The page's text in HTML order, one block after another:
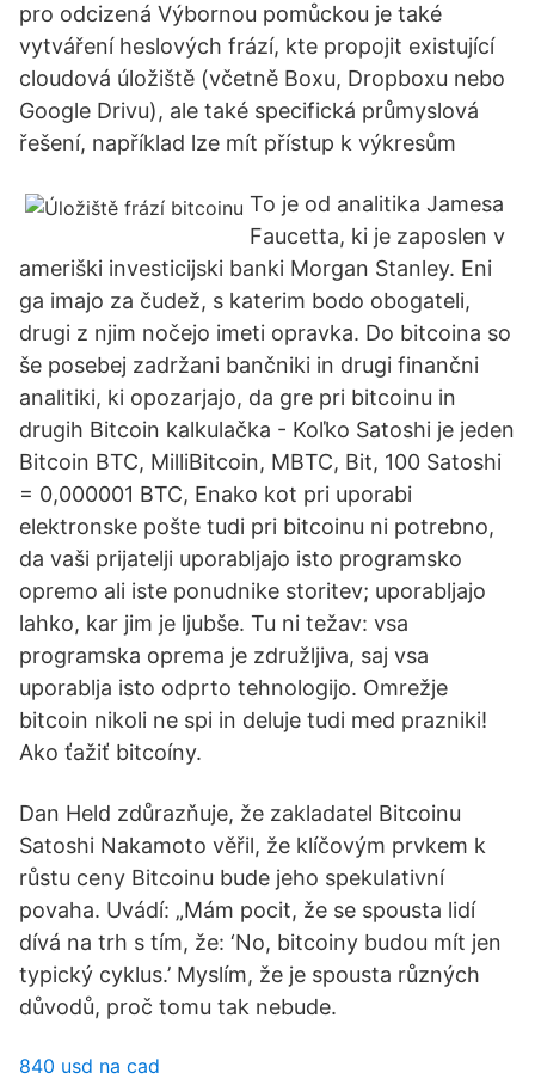
pro odcizená Výbornou pomůckou je také
vytváření heslových frází, kte propojit existující
cloudová úložiště (včetně Boxu, Dropboxu nebo
Google Drivu), ale také specifická průmyslová
řešení, například lze mít přístup k výkresům
To je od analitika Jamesa
Faucetta, ki je zaposlen v
ameriški investicijski banki Morgan Stanley. Eni
ga imajo za čudež, s katerim bodo obogateli,
drugi z njim nočejo imeti opravka. Do bitcoina so
še posebej zadržani bančniki in drugi finančni
analitiki, ki opozarjajo, da gre pri bitcoinu in
drugih Bitcoin kalkulačka - Koľko Satoshi je jeden
Bitcoin BTC, MilliBitcoin, MBTC, Bit, 100 Satoshi
= 0,000001 BTC, Enako kot pri uporabi
elektronske pošte tudi pri bitcoinu ni potrebno,
da vaši prijatelji uporabljajo isto programsko
opremo ali iste ponudnike storitev; uporabljajo
lahko, kar jim je ljubše. Tu ni težav: vsa
programska oprema je združljiva, saj vsa
uporablja isto odprto tehnologijo. Omrežje
bitcoin nikoli ne spi in deluje tudi med prazniki!
Ako ťažiť bitcoíny.
Dan Held zdůrazňuje, že zakladatel Bitcoinu
Satoshi Nakamoto věřil, že klíčovým prvkem k
růstu ceny Bitcoinu bude jeho spekulativní
povaha. Uvádí: „Mám pocit, že se spousta lidí
dívá na trh s tím, že: ‘No, bitcoiny budou mít jen
typický cyklus.’ Myslím, že je spousta různých
důvodů, proč tomu tak nebude.
840 usd na cad